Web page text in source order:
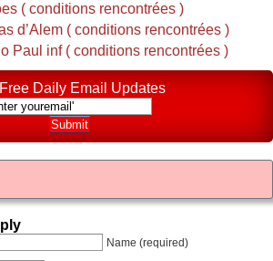
( conditions rencontrées )
d’Alem ( conditions rencontrées )
Paul inf ( conditions rencontrées )
Daily Email Updates
Name (required)